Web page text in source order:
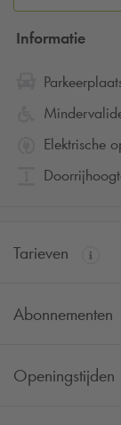
Informatie
Elektrische
Tarieven
Abonnementen
Openingstijden